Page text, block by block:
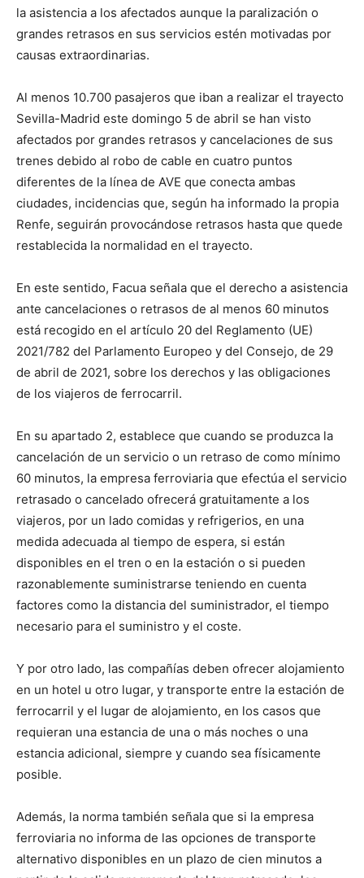
la asistencia a los afectados aunque la paralización o
grandes retrasos en sus servicios estén motivadas por
causas extraordinarias.
Al menos 10.700 pasajeros que iban a realizar el trayecto
Sevilla-Madrid este domingo 5 de abril se han visto
afectados por grandes retrasos y cancelaciones de sus
trenes debido al robo de cable en cuatro puntos
diferentes de la línea de AVE que conecta ambas
ciudades, incidencias que, según ha informado la propia
Renfe, seguirán provocándose retrasos hasta que quede
restablecida la normalidad en el trayecto.
En este sentido, Facua señala que el derecho a asistencia
ante cancelaciones o retrasos de al menos 60 minutos
está recogido en el artículo 20 del Reglamento (UE)
2021/782 del Parlamento Europeo y del Consejo, de 29
de abril de 2021, sobre los derechos y las obligaciones
de los viajeros de ferrocarril.
En su apartado 2, establece que cuando se produzca la
cancelación de un servicio o un retraso de como mínimo
60 minutos, la empresa ferroviaria que efectúa el servicio
retrasado o cancelado ofrecerá gratuitamente a los
viajeros, por un lado comidas y refrigerios, en una
medida adecuada al tiempo de espera, si están
disponibles en el tren o en la estación o si pueden
razonablemente suministrarse teniendo en cuenta
factores como la distancia del suministrador, el tiempo
necesario para el suministro y el coste.
Y por otro lado, las compañías deben ofrecer alojamiento
en un hotel u otro lugar, y transporte entre la estación de
ferrocarril y el lugar de alojamiento, en los casos que
requieran una estancia de una o más noches o una
estancia adicional, siempre y cuando sea físicamente
posible.
Además, la norma también señala que si la empresa
ferroviaria no informa de las opciones de transporte
alternativo disponibles en un plazo de cien minutos a